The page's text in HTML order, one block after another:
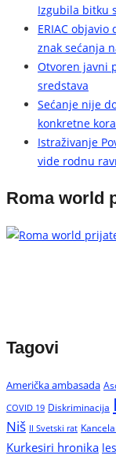
Izgubila bitku
ERIAC
znak sećanja
Otvoren javni
sredstava
Sećanje nije
konkretne
Istraživanje
vide rodnu
Roma world
Tagovi
Američka ambasada
COVID 19 Diskriminacija
Niš II Svetski rat
Kurkesiri hronika